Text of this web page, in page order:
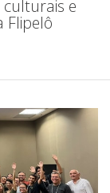
culturais e
Flipelô